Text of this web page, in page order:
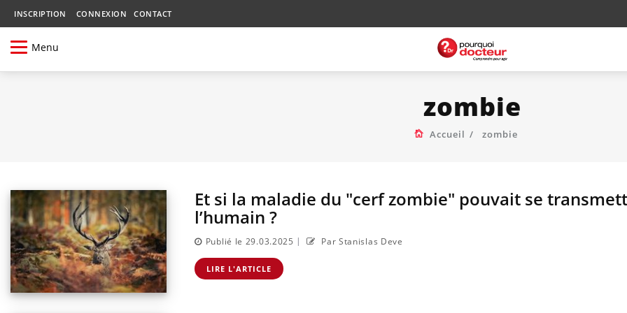
INSCRIPTION CONNEXION CONTACT
Menu
zombie
Accueil zombie
Et si la maladie du "cerf zombie" pouvait se
l’humain ?
Publié le 29.03.2025 | Par Stanislas Deve
LIRE L'ARTICLE